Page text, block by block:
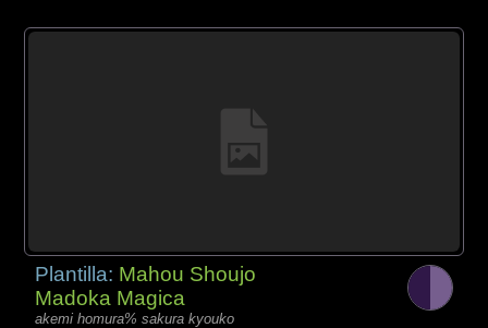
Plantilla: Mahou Shoujo
Madoka Magica
akemi homura% sakura kyouko